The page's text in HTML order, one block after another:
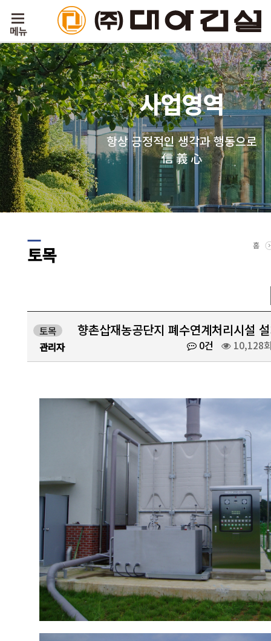
사업영역
항상 긍정적인 생각과 행동으로
信 義 心
토목 홈
토목 향촌삽재농공단지 폐수연계처리시설
관리자 0건 10,128